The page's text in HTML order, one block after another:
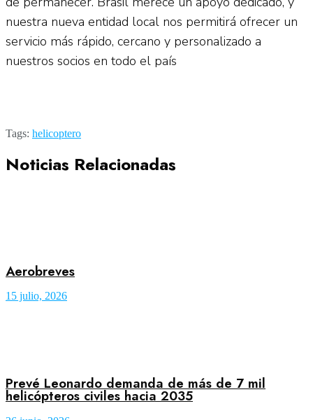
nuestra nueva entidad local nos permitirá ofrecer un
servicio más rápido, cercano y personalizado a
nuestros socios en todo el país
Tags: helicoptero
Noticias Relacionadas
Aerobreves
15 julio, 2026
Prevé Leonardo demanda de más de 7 mil
helicópteros civiles hacia 2035